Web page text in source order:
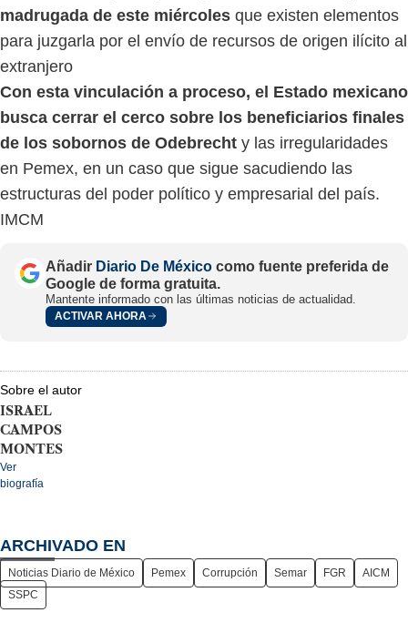
madrugada de este miércoles que existen elementos
para juzgarla por el envío de recursos de origen ilícito al
extranjero
Con esta vinculación a proceso, el Estado mexicano
busca cerrar el cerco sobre los beneficiarios finales
de los sobornos de Odebrecht y las irregularidades
en Pemex, en un caso que sigue sacudiendo las
estructuras del poder político y empresarial del país.
IMCM
Añadir Diario De México como fuente preferida de
Google de forma gratuita.
Mantente informado con las últimas noticias de actualidad.
ACTIVAR AHORA
Sobre el autor
ISRAEL
CAMPOS
MONTES
Ver
biografía
ARCHIVADO EN
Noticias Diario de México Pemex Corrupción Semar FGR
AICM
SSPC